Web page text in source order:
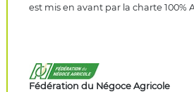
est mis en avant par la charte 100%
Fédération du Négoce Agricole